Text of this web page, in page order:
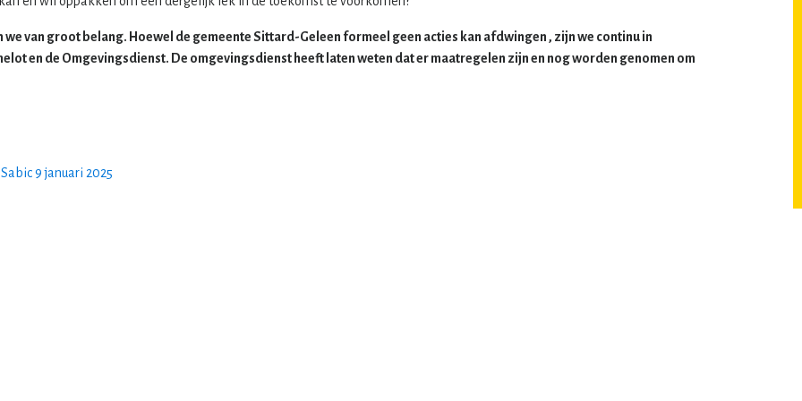
van groot belang. Hoewel de gemeente Sittard-Geleen formeel geen acties kan afdwingen , zijn we continu in
en de Omgevingsdienst. De omgevingsdienst heeft laten weten dat er maatregelen zijn en nog worden genomen om
9 januari 2025